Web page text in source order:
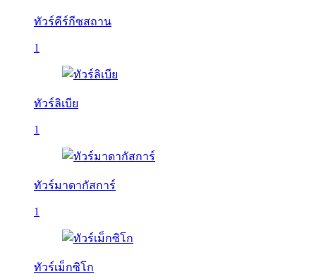
ทัวร์คีร์กีซสถาน
1
ทัวร์ลิเบีย
1
ทัวร์มาดากัสการ์
1
ทัวร์เม็กซิโก